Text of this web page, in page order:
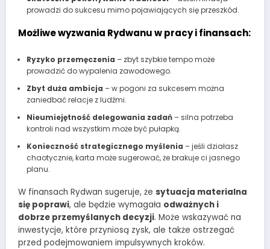
prowadzi do sukcesu mimo pojawiających się przeszkód.
Możliwe wyzwania Rydwanu w pracy i finansach:
Ryzyko przemęczenia – zbyt szybkie tempo może
prowadzić do wypalenia zawodowego.
Zbyt duża ambicja – w pogoni za sukcesem można
zaniedbać relacje z ludźmi.
Nieumiejętność delegowania zadań– silna potrzeba
kontroli nad wszystkim może być pułapką.
Konieczność strategicznego myślenia – jeśli działasz
chaotycznie, karta może sugerować, że brakuje ci jasnego
planu.
W finansach Rydwan sugeruje, że sytuacja materialna
się poprawi, ale będzie wymagała odważnych i
dobrze przemyślanych decyzji. Może wskazywać na
inwestycje, które przyniosą zysk, ale także ostrzegać
przed podejmowaniem impulsywnych kroków.